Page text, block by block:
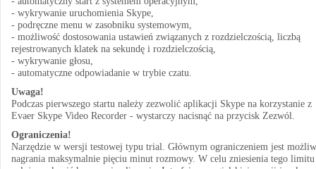
- wykrywanie uruchomienia Skype,
- podręczne menu w zasobniku systemowym,
- możliwość dostosowania ustawień związanych z rozdzielczością, liczbą
rejestrowanych klatek na sekundę i rozdzielczością,
- wykrywanie głosu,
- automatyczne odpowiadanie w trybie czatu.
Uwaga!
Podczas pierwszego startu należy zezwolić aplikacji Skype na korzystanie z
Evaer Skype Video Recorder - wystarczy nacisnąć na przycisk Zezwól.
Ograniczenia!
Narzędzie w wersji testowej typu trial. Głównym ograniczeniem jest
nagrania maksymalnie pięciu minut rozmowy. W celu zniesienia tego limitu